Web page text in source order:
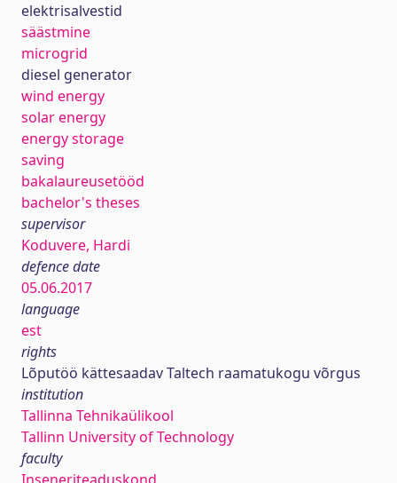
elektrisalvestid
säästmine
microgrid
diesel generator
wind energy
solar energy
energy storage
saving
bakalaureusetööd
bachelor's theses
supervisor
Koduvere, Hardi
defence date
05.06.2017
language
est
rights
Lõputöö kättesaadav Taltech raamatukogu võrgus
institution
Tallinna Tehnikaülikool
Tallinn University of Technology
faculty